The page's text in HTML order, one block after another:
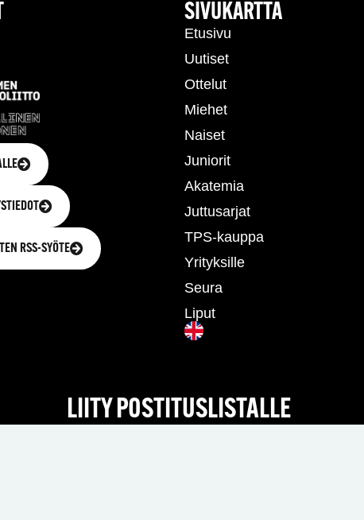
RSS-SYÖTE
SIVUKARTTA
Etusivu
Uutiset
Ottelut
Miehet
Naiset
Juniorit
Akatemia
Juttusarjat
TPS-kauppa
Yrityksille
Seura
Liput
LIITY POSTITUSLISTALLE